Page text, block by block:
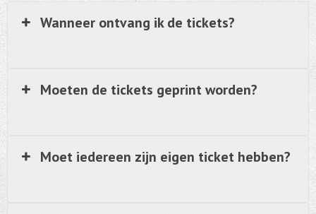
Wanneer ontvang ik de tickets?
Moeten de tickets geprint worden?
Moet iedereen zijn eigen ticket hebben?